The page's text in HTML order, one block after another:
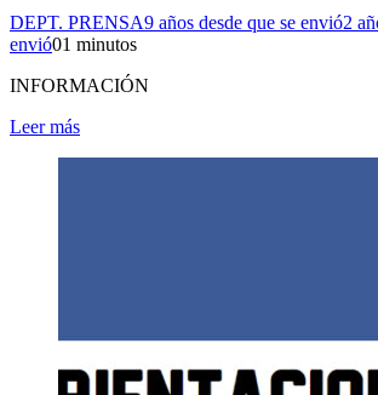
DEPT. PRENSA9 años desde que se envió2
envió01 minutos
INFORMACIÓN
Leer más